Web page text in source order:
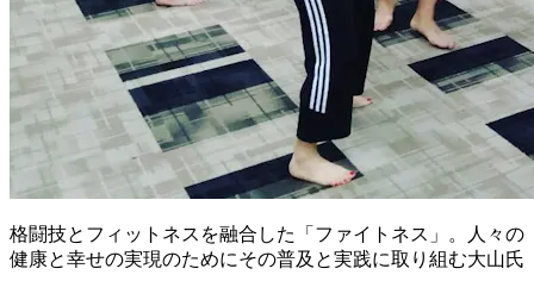
格闘技とフィットネスを融合した「ファイトネス」。人々の
健康と幸せの実現のためにその普及と実践に取り組む大山氏